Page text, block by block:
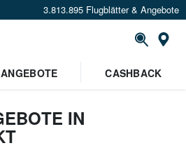
3.813.895 Flugblätter & Angebote
ANGEBOTE CASHBACK
IN